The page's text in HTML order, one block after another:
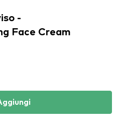
-
Face Cream